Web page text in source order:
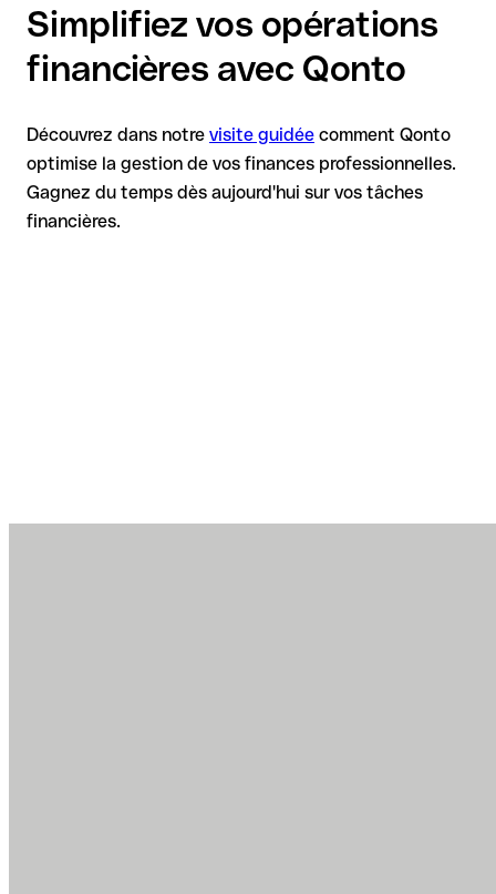
Simplifiez vos opérations
financières avec Qonto
Découvrez dans notre visite guidée comment Qonto
optimise la gestion de vos finances professionnelles.
Gagnez du temps dès aujourd'hui sur vos tâches
financières.